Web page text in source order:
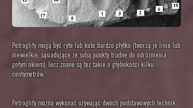
Petroglify mogą być ryte lub kute bardzo płytko (tworzą je linie lub
niewielkie, sąsiadujące ze sobą punkty trudne do odróżnienia
gołym okiem), lecz znane są też takie ogłębokościkilku
centymetrów.
Petroglify można wykonać używając dwóchpodstawowychtechnik: